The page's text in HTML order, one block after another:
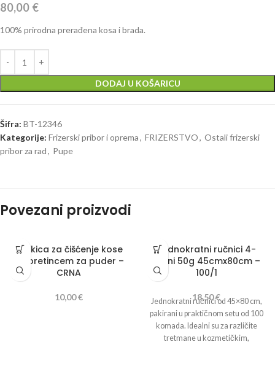
80,00 €
100% prirodna prerađena kosa i brada.
DODAJ U KOŠARICU
Šifra: BT-12346
Kategorije: Frizerski pribor i oprema, FRIZERSTVO, Ostali frizerski
pribor za rad, Pupe
Povezani proizvodi
Četkica za čišćenje kose
sa pretincem za puder –
CRNA
10,00€
Jednokratni ručnici 4-
slojni 50g 45cmx80cm –
100/1
18,50€
Jednokratni ručnici od 45×80 cm,
pakirani u praktičnom setu od 100
komada. Idealni su za različite
tretmane u kozmetičkim,